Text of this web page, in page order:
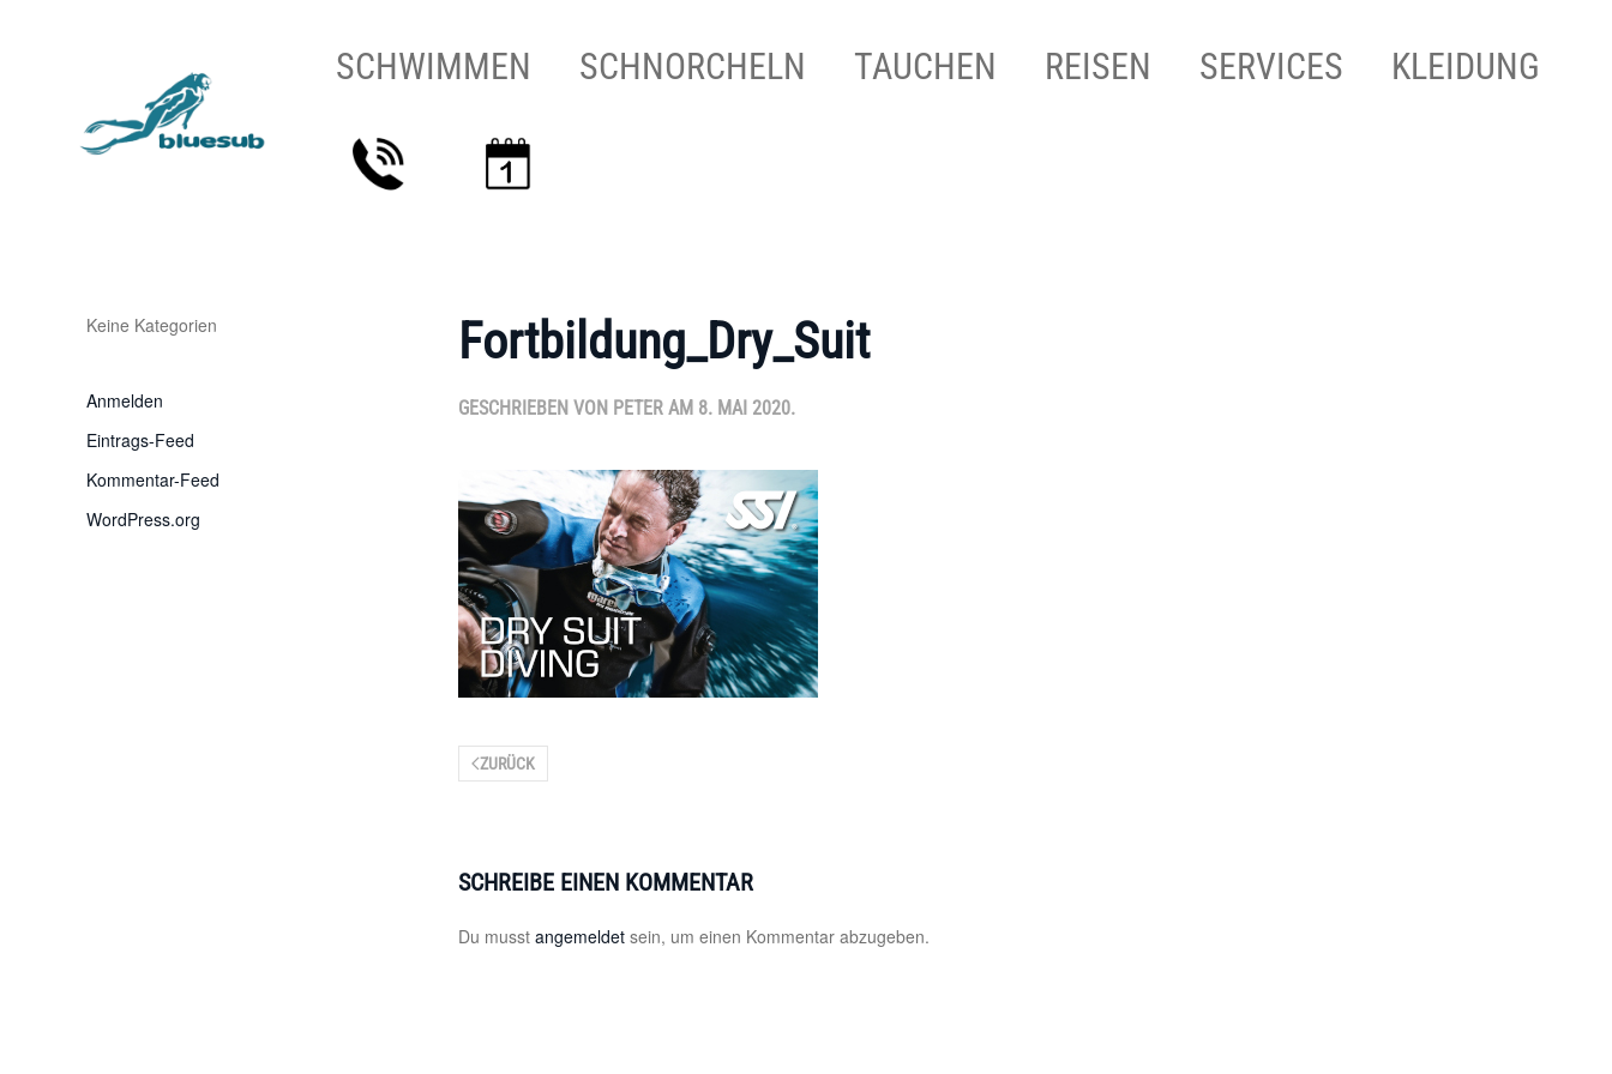
Zum Hauptinhalt springen SCHWIMMEN SCHNORCHELN TAUCHEN REISEN SERVICES KLEIDUNG
Fortbildung_Dry_Suit
GESCHRIEBEN VON PETER AM 8. MAI 2020.
ZURÜCK
SCHREIBE EINEN KOMMENTAR
Du musst angemeldet sein, um einen Kommentar abzugeben.
Keine Kategorien
Anmelden
Eintrags-Feed
Kommentar-Feed
WordPress.org